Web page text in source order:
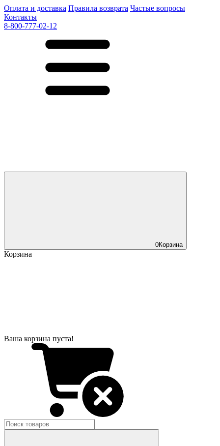
Оплата и доставка Правила возврата Частые вопросы
Контакты
8-800-777-02-12
0Корзина
Корзина
Ваша корзина пуста!